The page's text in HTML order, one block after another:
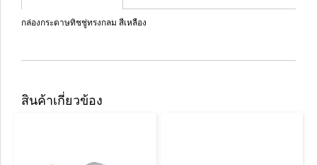
กล่องกระดาษทิชชู่ทรงกลม สีเหลือง
สินค้าเกี่ยวข้อง